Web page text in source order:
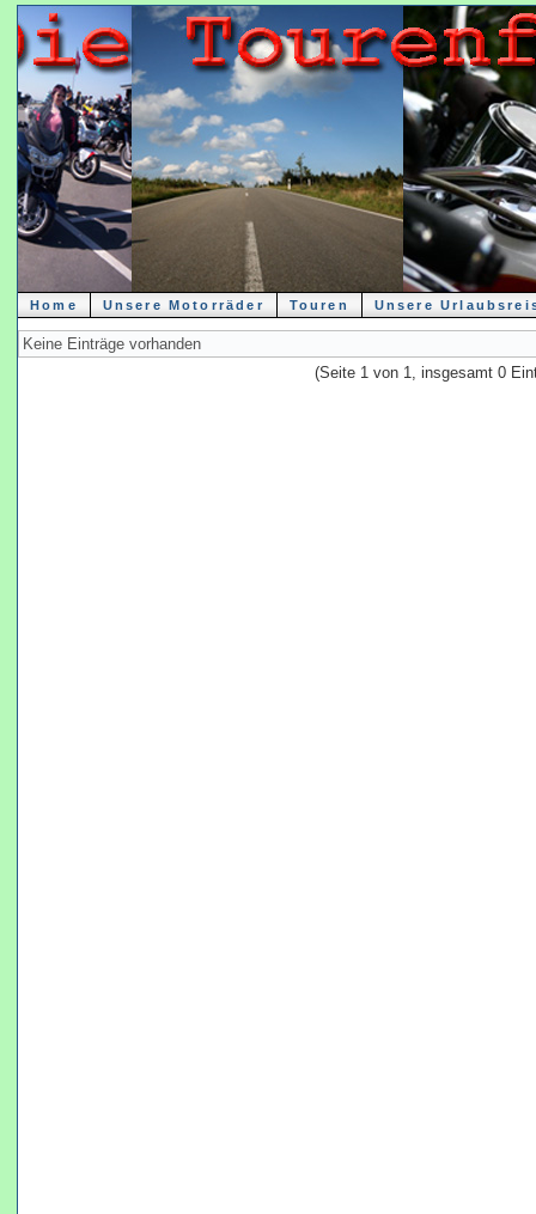
Home Unsere Motorräder Touren Unsere
Keine Einträge vorhanden
(Seite 1 von 1, insgesamt 0